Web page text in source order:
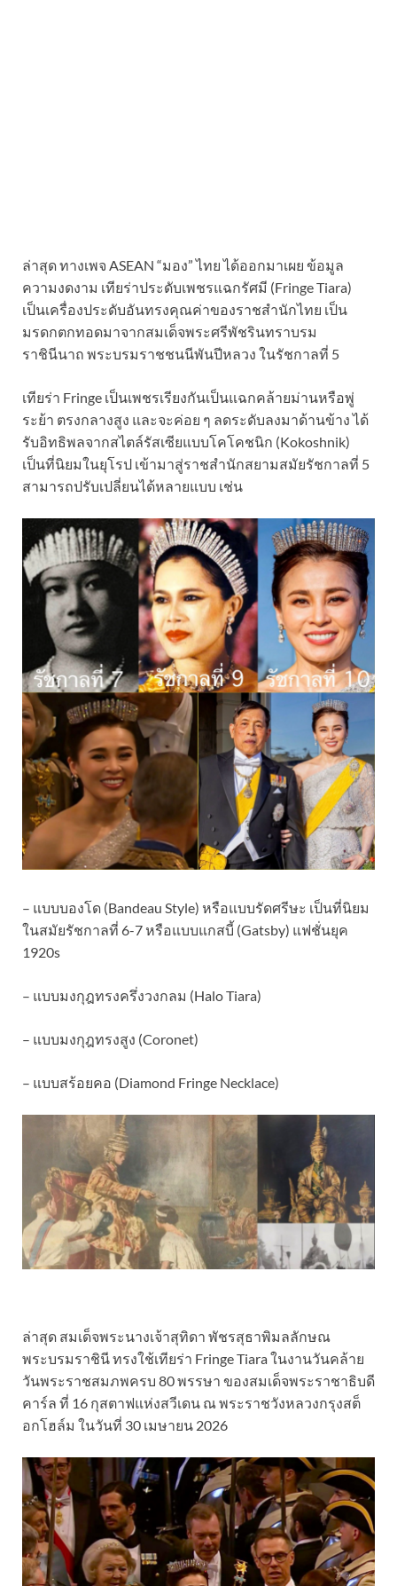
ล่าสุด ทางเพจ ASEAN “มอง” ไทย ได้ออกมาเผย ข้อมูล
ความงดงาม เทียร่าประดับเพชรแฉกรัศมี (Fringe Tiara)
เป็นเครื่องประดับอันทรงคุณค่าของราชสำนักไทย เป็น
มรดกตกทอดมาจากสมเด็จพระศรีพัชรินทราบรม
ราชินีนาถ พระบรมราชชนนีพันปีหลวง ในรัชกาลที่ 5
เทียร่า Fringe เป็นเพชรเรียงกันเป็นแฉกคล้ายม่านหรือพู่
ระย้า ตรงกลางสูง และจะค่อย ๆ ลดระดับลงมาด้านข้าง ได้
รับอิทธิพลจากสไตล์รัสเซียแบบโคโคชนิก (Kokoshnik)
เป็นที่นิยมในยุโรป เข้ามาสู่ราชสำนักสยามสมัยรัชกาลที่ 5
สามารถปรับเปลี่ยนได้หลายแบบ เช่น
– แบบบองโด (Bandeau Style) หรือแบบรัดศรีษะ เป็นที่นิยม
ในสมัยรัชกาลที่ 6-7 หรือแบบแกสบี้ (Gatsby) แฟชั่นยุค
1920s
– แบบมงกุฎทรงครึ่งวงกลม (Halo Tiara)
– แบบมงกุฎทรงสูง (Coronet)
– แบบสร้อยคอ (Diamond Fringe Necklace)
ล่าสุด สมเด็จพระนางเจ้าสุทิดา พัชรสุธาพิมลลักษณ
พระบรมราชินี ทรงใช้เทียร่า Fringe Tiara ในงานวันคล้าย
วันพระราชสมภพครบ 80 พรรษา ของสมเด็จพระราชาธิบดี
คาร์ล ที่ 16 กุสตาฟแห่งสวีเดน ณ พระราชวังหลวงกรุงสต็
อกโฮล์ม ในวันที่ 30 เมษายน 2026